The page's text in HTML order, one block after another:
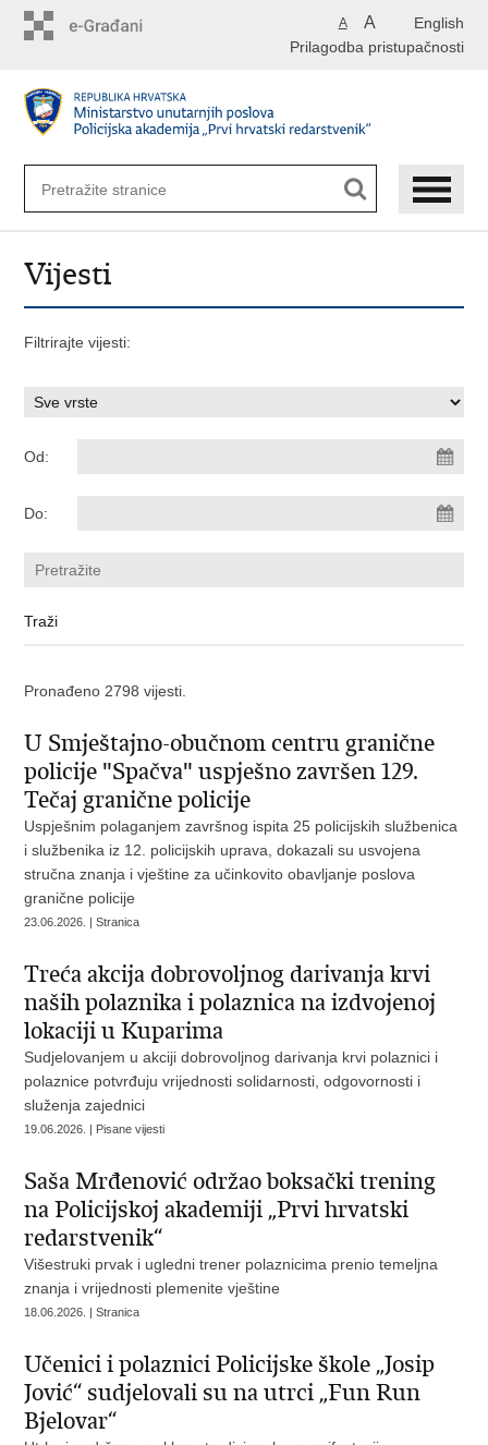
English
A A
Prilagodba pristupačnosti
Vijesti
Filtrirajte vijesti:
Od:
Do:
Pronađeno 2798 vijesti.
U Smještajno-obučnom centru granične
policije "Spačva" uspješno završen 129.
Tečaj granične policije
Uspješnim polaganjem završnog ispita 25 policijskih službenica
i službenika iz 12. policijskih uprava, dokazali su usvojena
stručna znanja i vještine za učinkovito obavljanje poslova
granične policije
23.06.2026. | Stranica
Treća akcija dobrovoljnog darivanja krvi
naših polaznika i polaznica na izdvojenoj
lokaciji u Kuparima
Sudjelovanjem u akciji dobrovoljnog darivanja krvi polaznici i
polaznice potvrđuju vrijednosti solidarnosti, odgovornosti i
služenja zajednici
19.06.2026. | Pisane vijesti
Saša Mrđenović održao boksački trening
na Policijskoj akademiji „Prvi hrvatski
redarstvenik“
Višestruki prvak i ugledni trener polaznicima prenio temeljna
znanja i vrijednosti plemenite vještine
18.06.2026. | Stranica
Učenici i polaznici Policijske škole „Josip
Jović“ sudjelovali su na utrci „Fun Run
Bjelovar“